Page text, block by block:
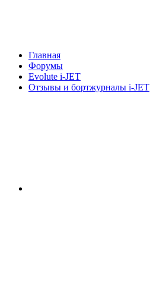
Главная
Форумы
Evolute i⁠-JET
Отзывы и бортжурналы i-JET